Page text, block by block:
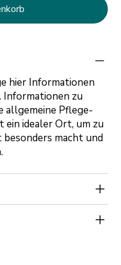
hier Informationen
Informationen zu
allgemeine Pflege-
ein idealer Ort, um zu
besonders macht und